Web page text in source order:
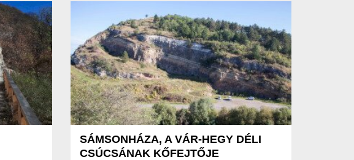
SÁMSONHÁZA, A VÁR-HEGY DÉLI
CSÚCSÁNAK KŐFEJTŐJE